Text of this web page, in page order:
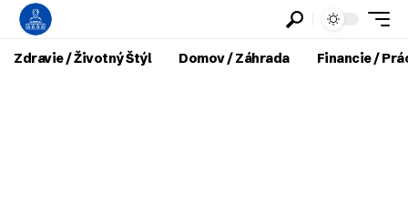
Zdravie / Životný Štýl Domov / Záhrada Financie /